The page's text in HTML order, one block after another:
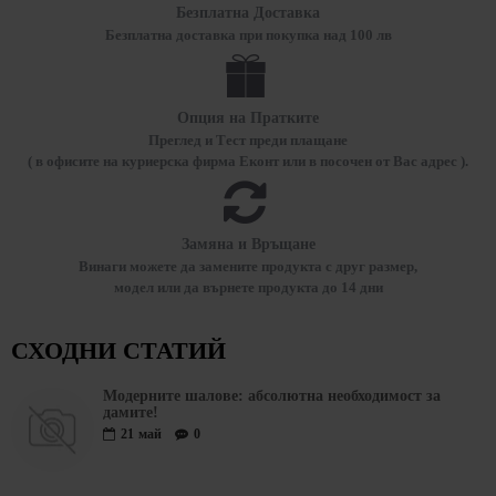
Безплатна Доставка
Безплатна доставка при покупка над 100 лв
Опция на Пратките
Преглед и Тест преди плащане
( в офисите на куриерска фирма Еконт или в посочен от Вас адрес ).
Замяна и Връщане
Винаги можете да замените продукта с друг размер,
модел или да върнете продукта до 14 дни
СХОДНИ СТАТИЙ
Модерните шалове: абсолютна необходимост за
дамите!
21 май 0